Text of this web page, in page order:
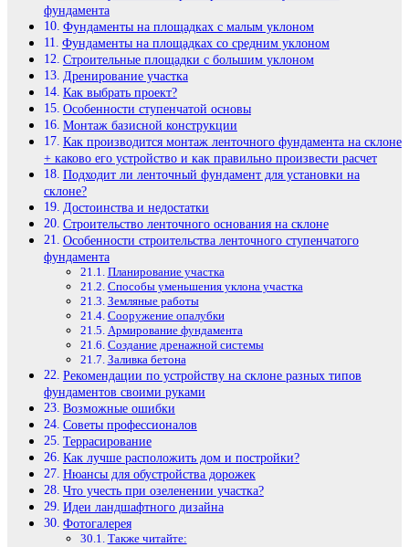
фундамента
Фундаменты на площадках с малым уклоном
Фундаменты на площадках со средним уклоном
Строительные площадки с большим уклоном
Дренирование участка
Как выбрать проект?
Особенности ступенчатой основы
Монтаж базисной конструкции
Как производится монтаж ленточного фундамента на склоне
+ каково его устройство и как правильно произвести расчет
Подходит ли ленточный фундамент для установки на
склоне?
Достоинства и недостатки
Строительство ленточного основания на склоне
Особенности строительства ленточного ступенчатого
фундамента
Планирование участка
Способы уменьшения уклона участка
Земляные работы
Сооружение опалубки
Армирование фундамента
Создание дренажной системы
Заливка бетона
Рекомендации по устройству на склоне разных типов
фундаментов своими руками
Возможные ошибки
Советы профессионалов
Террасирование
Как лучше расположить дом и постройки?
Нюансы для обустройства дорожек
Что учесть при озеленении участка?
Идеи ландшафтного дизайна
Фотогалерея
Также читайте: